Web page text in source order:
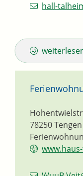
hall-
78250Tengen